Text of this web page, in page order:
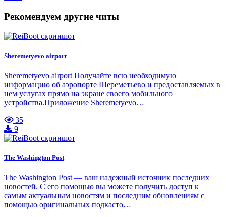
Рекомендуем другие читы
Sheremetyevo airport
Sheremetyevo airport Получайте всю необходимую
информацию об аэропорте Шереметьево и предоставляемых в
нем услугах прямо на экране своего мобильного
устройства.Приложение Sheremetyevo…
35
9
The Washington Post
The Washington Post — ваш надежный источник последних
новостей. С его помощью вы можете получить доступ к
самым актуальным новостям и последним обновлениям с
помощью оригинальных подкасто…